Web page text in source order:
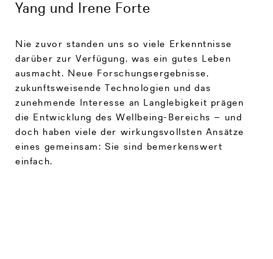
Yang und Irene Forte
Nie zuvor standen uns so viele Erkenntnisse
darüber zur Verfügung, was ein gutes Leben
ausmacht. Neue Forschungsergebnisse,
zukunftsweisende Technologien und das
zunehmende Interesse an Langlebigkeit prägen
die Entwicklung des Wellbeing-Bereichs – und
doch haben viele der wirkungsvollsten Ansätze
eines gemeinsam: Sie sind bemerkenswert
einfach.